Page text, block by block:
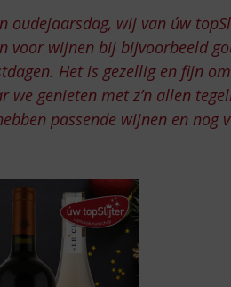
oudejaarsdag, wij van úw
voor wijnen bij bijvoorbeeld
Het is gezellig en fijn
genieten met z’n allen
passende wijnen en nog